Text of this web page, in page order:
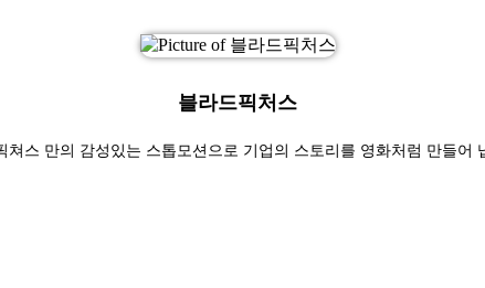
블라드픽처스
쳐스 만의 감성있는 스톱모션으로 기업의 스토리를 영화처럼 만들어